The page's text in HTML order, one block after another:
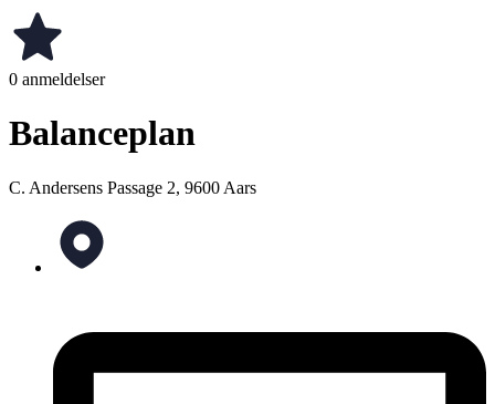
0 anmeldelser
Balanceplan
C. Andersens Passage 2, 9600 Aars